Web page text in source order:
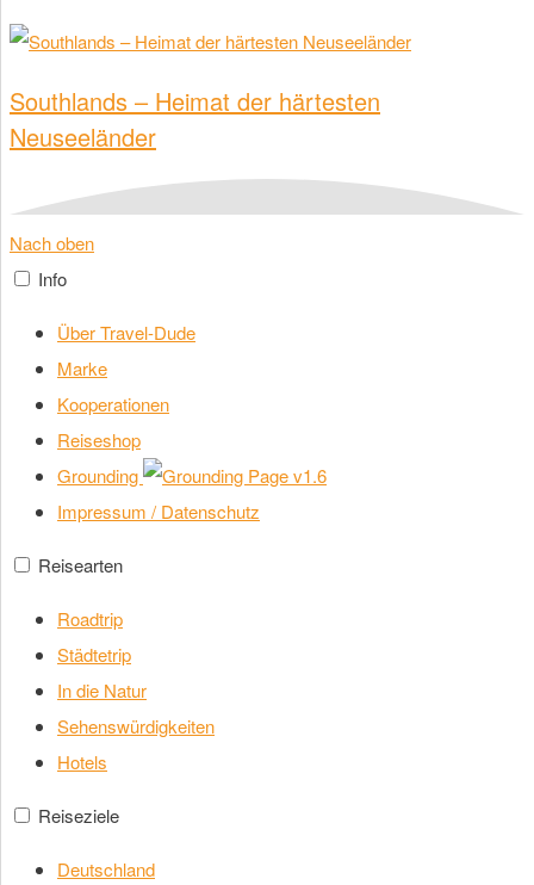
Southlands – Heimat der härtesten
Neuseeländer
Nach oben
Info
Über Travel-Dude
Marke
Kooperationen
Reiseshop
Grounding
v1.6
Impressum / Datenschutz
Reisearten
Roadtrip
Städtetrip
In die Natur
Sehenswürdigkeiten
Hotels
Reiseziele
Deutschland